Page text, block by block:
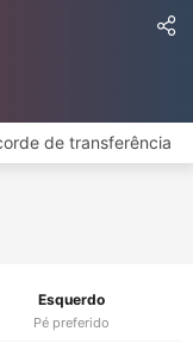
de transferência
Esquerdo
Pé preferido